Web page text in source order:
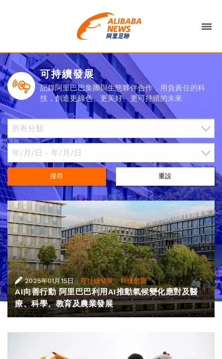
可持續發展
記錄阿里巴巴集團與生態夥伴合作，用負責任的科
技，創造更綠色、更美好、更可持續的未來
搜尋 重設
2025年01月15日 |可持續發展·科技創新
AI向善行動 阿里巴巴利用AI推動氣候變化應對及醫
療、科學、教育及農業發展